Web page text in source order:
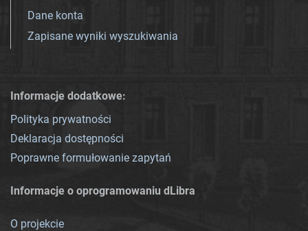
Dane konta
Zapisane wyniki wyszukiwania
Informacje dodatkowe:
Polityka prywatności
Deklaracja dostępności
Poprawne formułowanie zapytań
Informacje o oprogramowaniu dLibra
O projekcie